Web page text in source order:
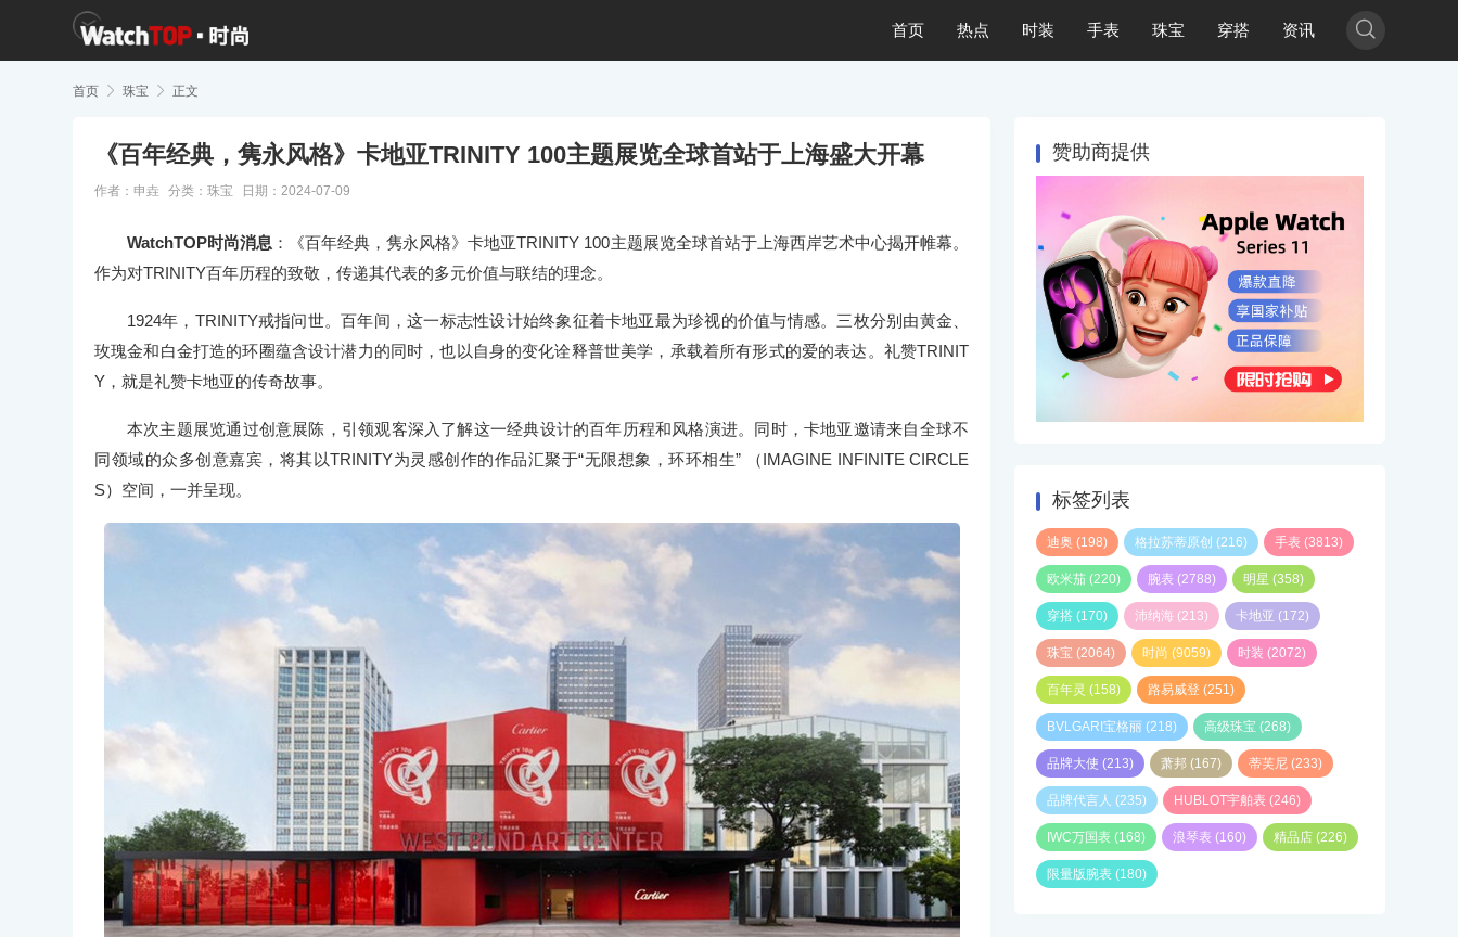
首页 热点 时装 手表 珠宝 穿搭 资讯 
首页  珠宝  正文
《百年经典，隽永风格》卡地亚TRINITY 100主题展览全球首站于上海盛大开幕
作者：申垚 分类： 珠宝 日期：2024-07-09
WatchTOP时尚消息 ：《百年经典，隽永风格》卡地亚TRINITY 100主题展览全球首站于上海西岸艺术中心揭开帷幕。
作为对TRINITY百年历程的致敬，传递其代表的多元价值与联结的理念。
1924年，TRINITY戒指问世。百年间，这一标志性设计始终象征着卡地亚最为珍视的价值与情感。三枚分别由黄金、
玫瑰金和白金打造的环圈蕴含设计潜力的同时，也以自身的变化诠释普世美学，承载着所有形式的爱的表达。礼赞TRINIT
Y，就是礼赞卡地亚的传奇故事。
本次主题展览通过创意展陈，引领观客深入了解这一经典设计的百年历程和风格演进。同时，卡地亚邀请来自全球不
同领域的众多创意嘉宾，将其以TRINITY为灵感创作的作品汇聚于“无限想象，环环相生” （IMAGINE INFINITE CIRCLE
S）空间，一并呈现。
赞助商提供
标签列表
迪奥 (198) 格拉苏蒂原创 (216) 手表 (3813)
欧米茄 (220) 腕表 (2788) 明星 (358)
穿搭 (170) 沛纳海 (213) 卡地亚 (172)
珠宝 (2064) 时尚 (9059) 时装 (2072)
百年灵 (158) 路易威登 (251)
BVLGARI宝格丽 (218) 高级珠宝 (268)
品牌大使 (213) 萧邦 (167) 蒂芙尼 (233)
品牌代言人 (235) HUBLOT宇舶表 (246)
IWC万国表 (168) 浪琴表 (160) 精品店 (226)
限量版腕表 (180)